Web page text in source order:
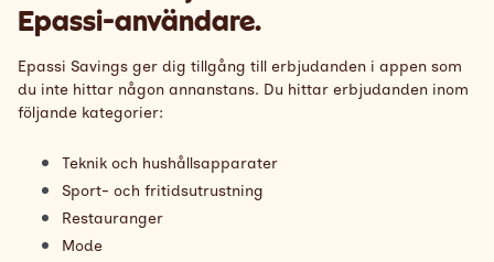
Epassi-användare.
Epassi Savings ger dig tillgång till erbjudanden i appen som
du inte hittar någon annanstans. Du hittar erbjudanden inom
följande kategorier:
Teknik och hushållsapparater
Sport- och fritidsutrustning
Restauranger
Mode